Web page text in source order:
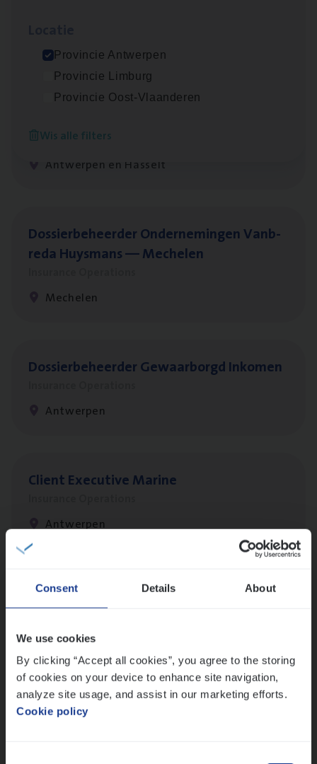
Consent Details About
We use cookies
By clicking “Accept all cookies”, you agree to the storing
of cookies on your device to enhance site navigation,
analyze site usage, and assist in our marketing efforts.
Cookie policy
Provincie Antwerpen
Provincie Limburg
Provincie Oost-Vlaanderen
Wis alle filters
Antwerpen
Insurance Operations
Antwerpen en Hasselt
Dos­sier­be­heer­der Onder­ne­min­gen Van­b­
re­da Huys­mans — Mechelen
Mechelen
Dos­sier­be­heer­der Gewaar­borgd Inkomen
Antwerpen
Client Exe­cu­ti­ve Marine
Antwerpen
Claims­hand­ler Fleet&Bike
Claims Management
Antwerpen
Advisor/​Configuratie ana­lyst Part­ner in